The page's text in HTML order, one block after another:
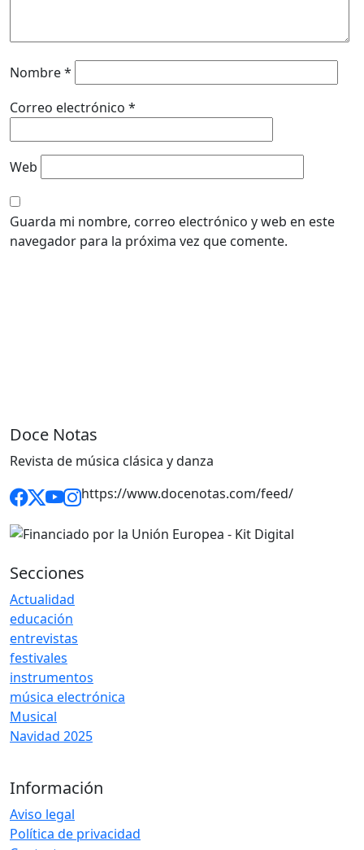
Nombre*
Correo electrónico *
Web
Guarda mi nombre, correo electrónico y web en este
navegador para la próxima vez que comente.
Doce Notas
Revista de música clásica y danza
https://www.docenotas.com/feed/
Secciones
Actualidad
educación
entrevistas
festivales
instrumentos
música electrónica
Musical
Navidad 2025
Información
Aviso legal
Política de privacidad